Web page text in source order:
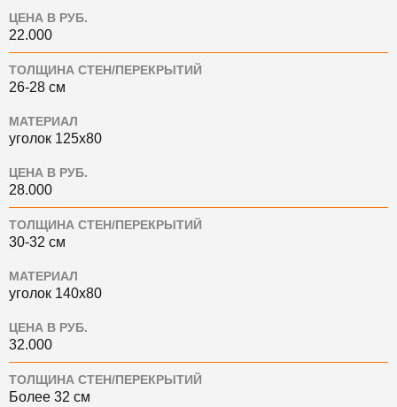
ЦЕНА В РУБ.
22.000
ТОЛЩИНА СТЕН/ПЕРЕКРЫТИЙ
26-28 см
МАТЕРИАЛ
уголок 125х80
ЦЕНА В РУБ.
28.000
ТОЛЩИНА СТЕН/ПЕРЕКРЫТИЙ
30-32 см
МАТЕРИАЛ
уголок 140х80
ЦЕНА В РУБ.
32.000
ТОЛЩИНА СТЕН/ПЕРЕКРЫТИЙ
Более 32 см